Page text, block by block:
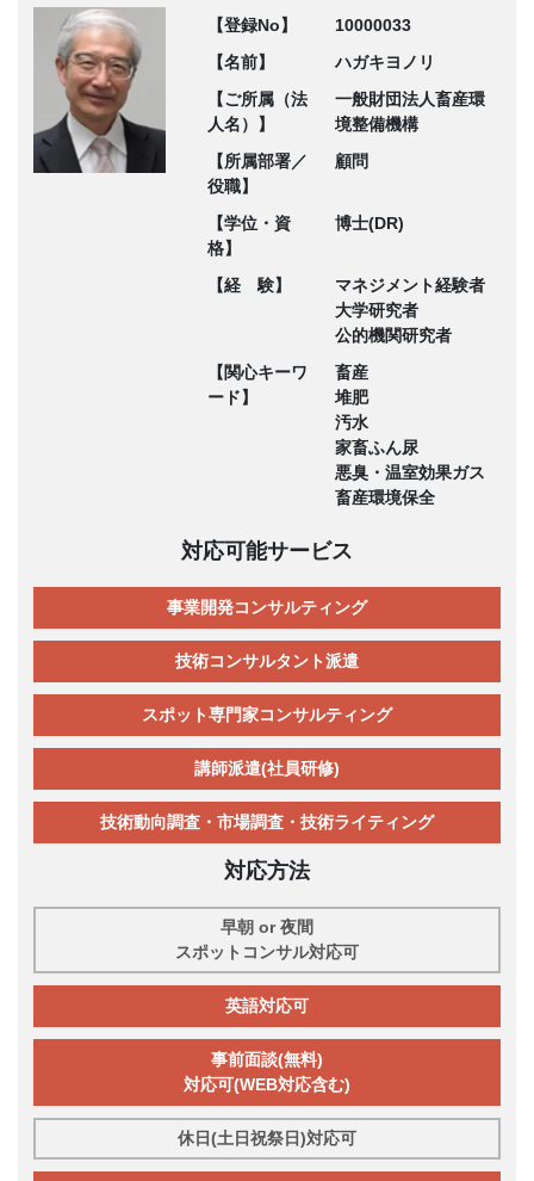
【登録No】
10000033
【名前】
ハガキヨノリ
【ご所属（法
人名）】
一般財団法人畜産環
境整備機構
【所属部署／
役職】
顧問
【学位・資
格】
博士(DR)
【経 験】
マネジメント経験者
大学研究者
公的機関研究者
【関心キーワ
ード】
畜産
堆肥
汚水
家畜ふん尿
悪臭・温室効果ガス
畜産環境保全
対応可能サービス
事業開発コンサルティング
技術コンサルタント派遣
スポット専門家コンサルティング
講師派遣(社員研修)
技術動向調査・市場調査・技術ライティング
対応方法
早朝 or 夜間
スポットコンサル対応可
英語対応可
事前面談(無料)
対応可(WEB対応含む)
休日(土日祝祭日)対応可